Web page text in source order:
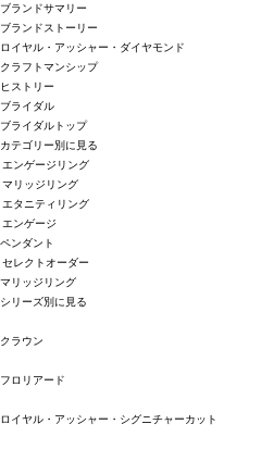
ブランドサマリー
ブランドストーリー
ロイヤル・アッシャー・ダイヤモンド
クラフトマンシップ
ヒストリー
ブライダル
ブライダルトップ
カテゴリー別に見る
エンゲージリング
マリッジリング
エタニティリング
エンゲージ
ペンダント
セレクトオーダー
マリッジリング
シリーズ別に見る
クラウン
フロリアード
ロイヤル・アッシャー・シグニチャーカット